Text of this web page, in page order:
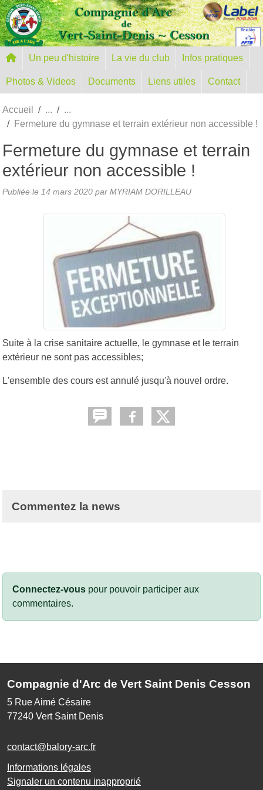
Un peu d'histoire La vie du club Infos pratiques
Photos & Videos Documents Liens utiles Contact
Accueil
Fermeture du gymnase et terrain extérieur non accessible !
Fermeture du gymnase et terrain
extérieur non accessible !
Publiée le 14 mars 2020 par MYRIAM DORILLEAU
Suite à la crise sanitaire actuelle, le gymnase et le terrain
extérieur ne sont pas accessibles;
L'ensemble des cours est annulé jusqu'à nouvel ordre.
Commentez la news
Connectez-vous pour pouvoir participer aux
commentaires.
Compagnie d'Arc de Vert Saint Denis Cesson
5 Rue Aimé Césaire
77240 Vert Saint Denis
contact@balory-arc.fr
Informations légales
Signaler un contenu inapproprié
Panneau de gestion des cookies